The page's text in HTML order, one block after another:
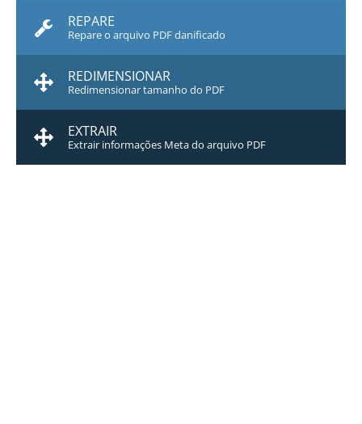
REPARE
Repare o arquivo PDF danificado
REDIMENSIONAR
Redimensionar tamanho do PDF
EXTRAIR
Extrair informações Meta do arquivo PDF